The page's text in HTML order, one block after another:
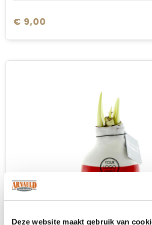
Deze website maakt gebruik van
€ 9,00